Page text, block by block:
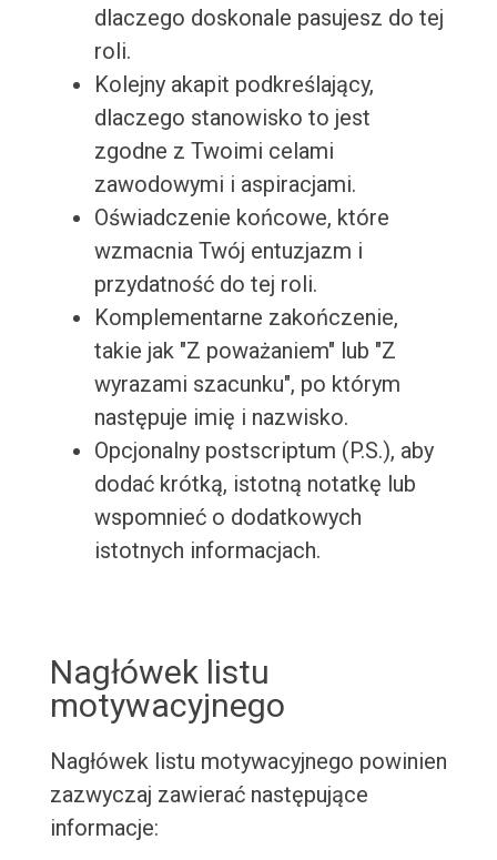
dlaczego doskonale pasujesz do tej
roli.
Kolejny akapit podkreślający,
dlaczego stanowisko to jest
zgodne z Twoimi celami
zawodowymi i aspiracjami.
Oświadczenie końcowe, które
wzmacnia Twój entuzjazm i
przydatność do tej roli.
Komplementarne zakończenie,
takie jak "Z poważaniem" lub "Z
wyrazami szacunku", po którym
następuje imię i nazwisko.
Opcjonalny postscriptum (P.S.), aby
dodać krótką, istotną notatkę lub
wspomnieć o dodatkowych
istotnych informacjach.
Nagłówek listu
motywacyjnego
Nagłówek listu motywacyjnego powinien
zazwyczaj zawierać następujące
informacje: